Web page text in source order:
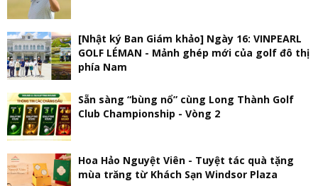
[Nhật ký Ban Giám khảo] Ngày 16: VINPEARL
GOLF LÉMAN - Mảnh ghép mới của golf đô thị
phía Nam
Sẵn sàng “bùng nổ” cùng Long Thành Golf
Club Championship - Vòng 2
Hoa Hảo Nguyệt Viên - Tuyệt tác quà tặng
mùa trăng từ Khách Sạn Windsor Plaza